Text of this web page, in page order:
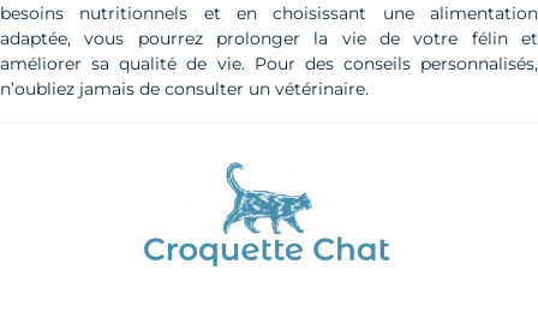
besoins nutritionnels et en choisissant une alimentation
adaptée, vous pourrez prolonger la vie de votre félin et
améliorer sa qualité de vie. Pour des conseils personnalisés,
n’oubliez jamais de consulter un vétérinaire.